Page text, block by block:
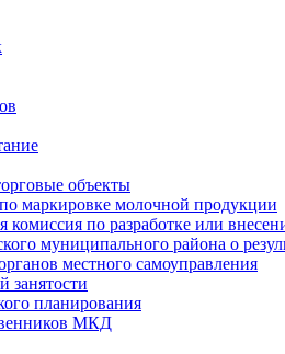
объекты
маркировке молочной продукции
комиссия по разработке или
муниципального района о
местного самоуправления
занятости
планирования
МКД